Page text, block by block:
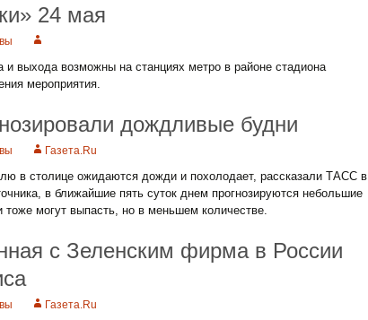
24 мая
и выхода возможны на станциях метро в районе стадиона
мероприятия.
дождливые будни
Газета.Ru
в столице ожидаются дожди и похолодает, рассказали ТАСС в
в ближайшие пять суток днем прогнозируются небольшие
могут выпасть, но в меньшем количестве.
с Зеленским фирма в России
Газета.Ru